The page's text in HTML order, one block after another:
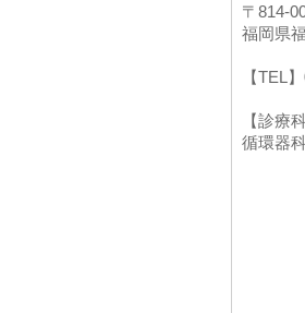
〒814-
福岡県
【TEL
【診療
循環器